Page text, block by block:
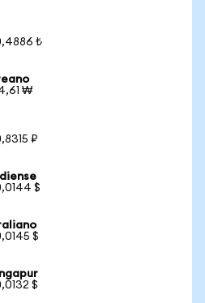
₺
₩
₽
$
$
$